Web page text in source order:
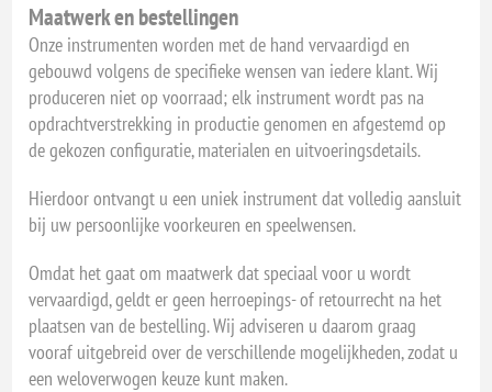
Maatwerk en bestellingen
Onze instrumenten worden met de hand vervaardigd en
gebouwd volgens de specifieke wensen van iedere klant. Wij
produceren niet op voorraad; elk instrument wordt pas na
opdrachtverstrekking in productie genomen en afgestemd op
de gekozen configuratie, materialen en uitvoeringsdetails.
Hierdoor ontvangt u een uniek instrument dat volledig aansluit
bij uw persoonlijke voorkeuren en speelwensen.
Omdat het gaat om maatwerk dat speciaal voor u wordt
vervaardigd, geldt er geen herroepings- of retourrecht na het
plaatsen van de bestelling. Wij adviseren u daarom graag
vooraf uitgebreid over de verschillende mogelijkheden, zodat u
een weloverwogen keuze kunt maken.